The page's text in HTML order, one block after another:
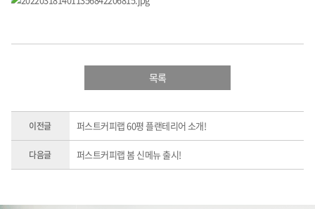
목록
이전글 퍼스트커피랩 60평 플랜테리어 소개!
다음글 퍼스트커피랩 봄 신메뉴 출시!